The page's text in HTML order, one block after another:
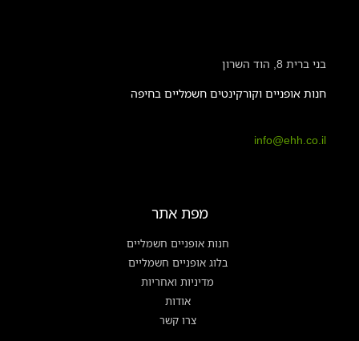
בני ברית 8, הוד השרון
חנות אופניים וקורקינטים חשמליים בחיפה
info@ehh.co.il
מפת אתר
חנות אופניים חשמליים
בלוג אופניים חשמליים
מדיניות ואחריות
אודות
צרו קשר